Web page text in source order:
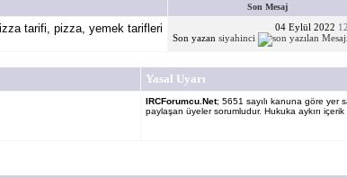
Son Mesaj
04 Eylül 2022
Son yazan siyahinci
Yasal Uyarı
IRCForumcu.Net; 5651 sayılı kanuna göre yer
paylaşan üyeler sorumludur. Hukuka aykırı içerik